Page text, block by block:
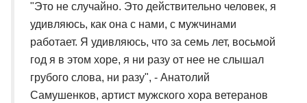
"Это не случайно. Это действительно человек, я
удивляюсь, как она с нами, с мужчинами
работает. Я удивляюсь, что за семь лет, восьмой
год я в этом хоре, я ни разу от нее не слышал
грубого слова, ни разу", - Анатолий
Самушенков, артист мужского хора ветеранов